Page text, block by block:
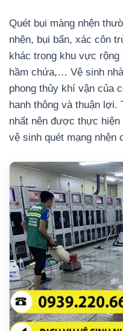
Quét bụi màng nhện
nhện, bụi bẩn, xác côn
khác trong khu vực
hầm chứa,… Vệ sinh
phong thủy khí vận của
hanh thông và thuận lợi.
nhất nên được thực
vệ sinh quét mạng nhện